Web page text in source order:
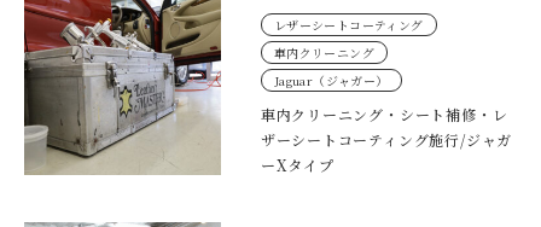
レザーシートコーティング
車内クリーニング
Jaguar（ジャガー）
車内クリーニング・シート補修・レ
ザーシートコーティング施行/ジャガ
ーXタイプ